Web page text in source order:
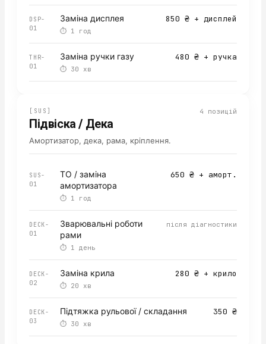
DSP-
01
Заміна дисплея
⏱ 1 год
850 ₴ + дисплей
THR-
01
Заміна ручки газу
⏱ 30 хв
480 ₴ + ручка
[ SUS ]
Підвіска / Дека
Амортизатор, дека, рама, кріплення.
4 позицій
SUS-
01
ТО / заміна
амортизатора
⏱ 1 год
650 ₴ + аморт.
DECK-
01
Зварювальні роботи
рами
⏱ 1 день
після діагностики
DECK-
02
Заміна крила
⏱ 20 хв
280 ₴ + крило
DECK-
03
Підтяжка рульової / складання
⏱ 30 хв
350 ₴